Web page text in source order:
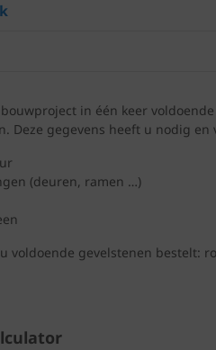
in één keer
Deze gegevens heeft u nodig en
(deuren, ramen …)
voldoende gevelstenen bestelt: